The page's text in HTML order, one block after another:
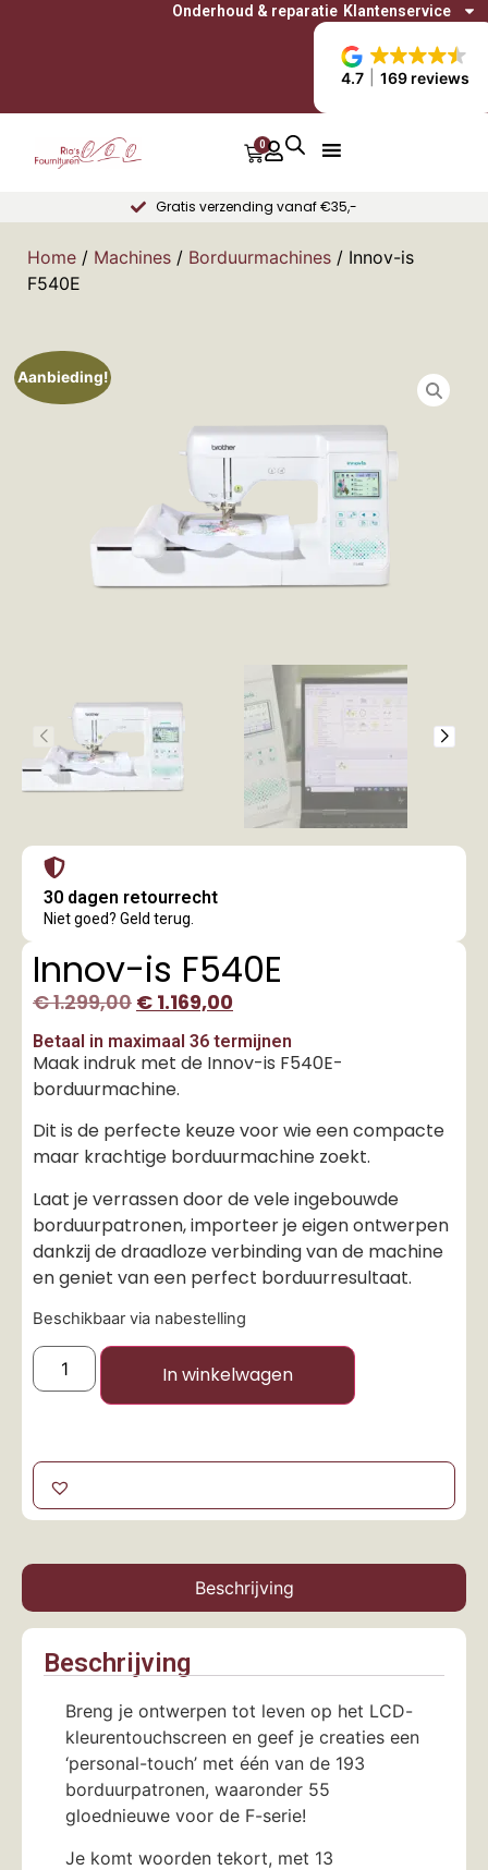
4.7 169 reviews
Onderhoud & reparatie Klantenservice
0
Gratis verzending vanaf €35,-
Home / Machines / Borduurmachines / Innov-is
F540E
Aanbieding!
30 dagen retourrecht
Niet goed? Geld terug.
Innov-is F540E
€1.299,00 € 1.169,00
Betaal in maximaal 36 termijnen
Maak indruk met de Innov-is F540E-
borduurmachine.
Dit is de perfecte keuze voor wie een compacte
maar krachtige borduurmachine zoekt.
Laat je verrassen door de vele ingebouwde
borduurpatronen, importeer je eigen ontwerpen
dankzij de draadloze verbinding van de machine
en geniet van een perfect borduurresultaat.
Beschikbaar via nabestelling
In winkelwagen
Beschrijving
Beschrijving
Breng je ontwerpen tot leven op het LCD-
kleurentouchscreen en geef je creaties een
‘personal-touch’ met één van de 193
borduurpatronen, waaronder 55
gloednieuwe voor de F-serie!
Je komt woorden tekort, met 13